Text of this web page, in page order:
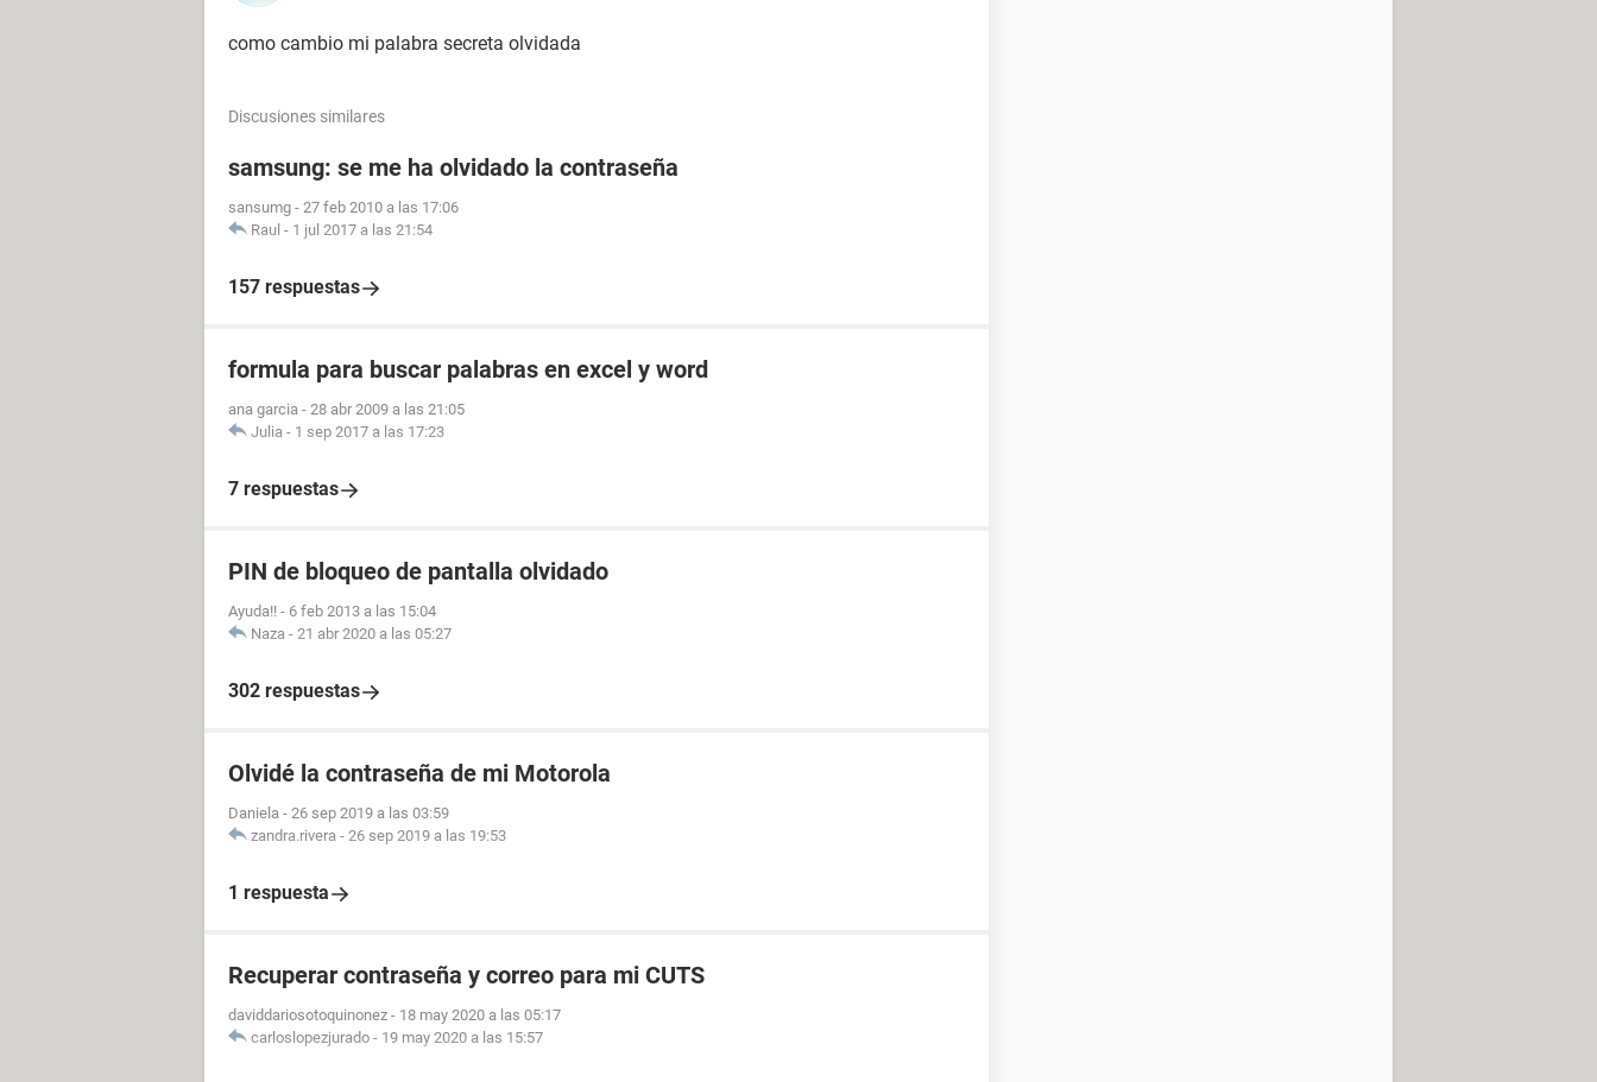
como cambio mi palabra secreta olvidada
Discusiones similares
samsung: se me ha olvidado la contraseña
sansumg - 27 feb 2010 a las 17:06
Raul - 1 jul 2017 a las 21:54
157 respuestas
formula para buscar palabras en excel y word
ana garcia - 28 abr 2009 a las 21:05
Julia - 1 sep 2017 a las 17:23
7 respuestas
PIN de bloqueo de pantalla olvidado
Ayuda!! - 6 feb 2013 a las 15:04
Naza - 21 abr 2020 a las 05:27
302 respuestas
Olvidé la contraseña de mi Motorola
Daniela - 26 sep 2019 a las 03:59
zandra.rivera - 26 sep 2019 a las 19:53
1 respuesta
Recuperar contraseña y correo para mi CUTS
daviddariosotoquinonez - 18 may 2020 a las 05:17
carloslopezjurado - 19 may 2020 a las 15:57